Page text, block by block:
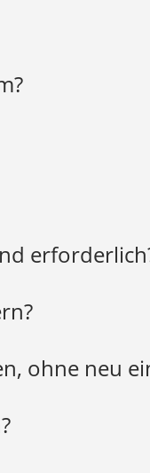
rigento
ohne neu